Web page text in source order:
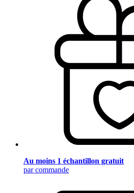
Au moins 1 échantillon gratuit
par commande